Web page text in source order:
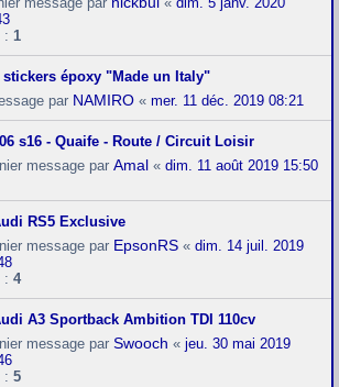
: 1
stickers époxy "Made un Italy"
par NAMIRO « mer. 11 déc. 2019 08:21
s16 - Quaife - Route / Circuit Loisir
message par Amal « dim. 11 août 2019 15:50
RS5 Exclusive
message par EpsonRS « dim. 14 juil. 2019
: 4
A3 Sportback Ambition TDI 110cv
message par Swooch « jeu. 30 mai 2019
: 5